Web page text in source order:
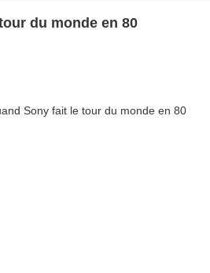
du monde en 80